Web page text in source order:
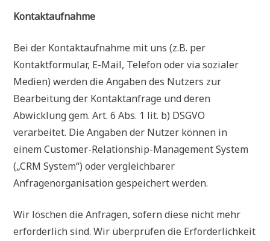
Kontaktaufnahme
Bei der Kontaktaufnahme mit uns (z.B. per
Kontaktformular, E-Mail, Telefon oder via sozialer
Medien) werden die Angaben des Nutzers zur
Bearbeitung der Kontaktanfrage und deren
Abwicklung gem. Art. 6 Abs. 1 lit. b) DSGVO
verarbeitet. Die Angaben der Nutzer können in
einem Customer-Relationship-Management System
(„CRM System“) oder vergleichbarer
Anfragenorganisation gespeichert werden.
Wir löschen die Anfragen, sofern diese nicht mehr
erforderlich sind. Wir überprüfen die Erforderlichkeit